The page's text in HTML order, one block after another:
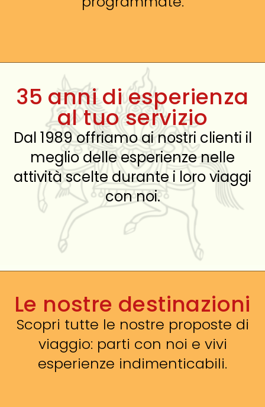
35 anni di esperienza
al tuo servizio
Dal 1989 offriamo ai nostri clienti il
meglio delle esperienze nelle
attività scelte durante i loro viaggi
con noi.
Le nostre destinazioni
Scopri tutte le nostre proposte di
viaggio: parti con noi e vivi
esperienze indimenticabili.